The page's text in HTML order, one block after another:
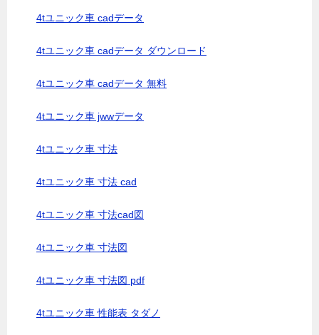
4tユニック車 cadデータ
4tユニック車 cadデータ ダウンロード
4tユニック車 cadデータ 無料
4tユニック車 jwwデータ
4tユニック車 寸法
4tユニック車 寸法 cad
4tユニック車 寸法cad図
4tユニック車 寸法図
4tユニック車 寸法図 pdf
4tユニック車 性能表 タダノ